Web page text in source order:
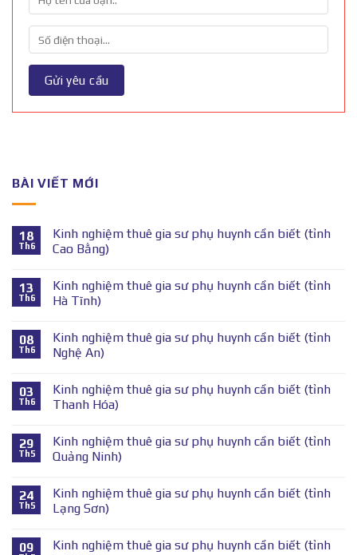
BÀI VIẾT MỚI
18
Th6
Kinh nghiệm thuê gia sư phụ huynh cần biết (tỉnh
Cao Bằng)
13
Th6
Kinh nghiệm thuê gia sư phụ huynh cần biết (tỉnh
Hà Tĩnh)
08
Th6
Kinh nghiệm thuê gia sư phụ huynh cần biết (tỉnh
Nghệ An)
03
Th6
Kinh nghiệm thuê gia sư phụ huynh cần biết (tỉnh
Thanh Hóa)
29
Th5
Kinh nghiệm thuê gia sư phụ huynh cần biết (tỉnh
Quảng Ninh)
24
Th5
Kinh nghiệm thuê gia sư phụ huynh cần biết (tỉnh
Lạng Sơn)
09
Kinh nghiệm thuê gia sư phụ huynh cần biết (tỉnh